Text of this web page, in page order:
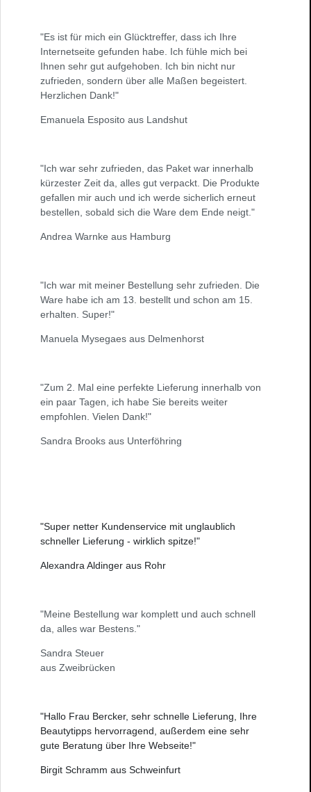
"Es ist für mich ein Glücktreffer, dass ich Ihre
Internetseite gefunden habe. Ich fühle mich bei
Ihnen sehr gut aufgehoben. Ich bin nicht nur
zufrieden, sondern über alle Maßen begeistert.
Herzlichen Dank!"
Emanuela Esposito aus Landshut
"Ich war sehr zufrieden, das Paket war innerhalb
kürzester Zeit da, alles gut verpackt. Die Produkte
gefallen mir auch und ich werde sicherlich erneut
bestellen, sobald sich die Ware dem Ende neigt."
Andrea Warnke aus Hamburg
"Ich war mit meiner Bestellung sehr zufrieden. Die
Ware habe ich am 13. bestellt und schon am 15.
erhalten. Super!"
Manuela Mysegaes aus Delmenhorst
"Zum 2. Mal eine perfekte Lieferung innerhalb von
ein paar Tagen, ich habe Sie bereits weiter
empfohlen. Vielen Dank!"
Sandra Brooks aus Unterföhring
"Super netter Kundenservice mit unglaublich
schneller Lieferung - wirklich spitze!"
Alexandra Aldinger aus Rohr
"Meine Bestellung war komplett und auch schnell
da, alles war Bestens."
Sandra Steuer
aus Zweibrücken
"Hallo Frau Bercker, sehr schnelle Lieferung, Ihre
Beautytipps hervorragend, außerdem eine sehr
gute Beratung über Ihre Webseite!"
Birgit Schramm aus Schweinfurt